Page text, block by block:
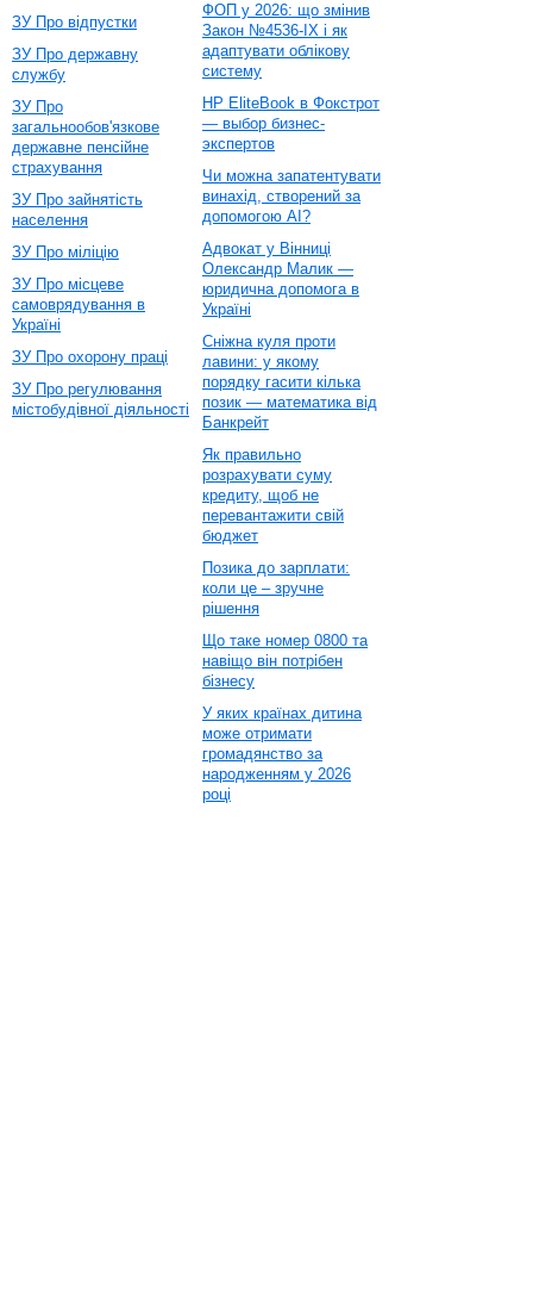
ЗУ Про відпустки
ЗУ Про державну
службу
ЗУ Про
загальнообов'язкове
державне пенсійне
страхування
ЗУ Про зайнятість
населення
ЗУ Про міліцію
ЗУ Про місцеве
самоврядування в
Україні
ЗУ Про охорону праці
ЗУ Про регулювання
містобудівної діяльності
ФОП у 2026: що змінив
Закон №4536-IX і як
адаптувати облікову
систему
HP EliteBook в Фокстрот
— выбор бизнес-
экспертов
Чи можна запатентувати
винахід, створений за
допомогою AI?
Адвокат у Вінниці
Олександр Малик —
юридична допомога в
Україні
Сніжна куля проти
лавини: у якому
порядку гасити кілька
позик — математика від
Банкрейт
Як правильно
розрахувати суму
кредиту, щоб не
перевантажити свій
бюджет
Позика до зарплати:
коли це – зручне
рішення
Що таке номер 0800 та
навіщо він потрібен
бізнесу
У яких країнах дитина
може отримати
громадянство за
народженням у 2026
році